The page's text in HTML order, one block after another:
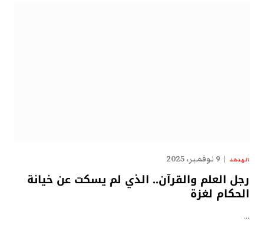
الهدهد 9 نوفمبر، 2025
رجل العلم والقرآن.. الذي لم يسكت عن خيانة
الحكام لغزة
…